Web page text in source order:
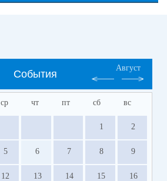
События
Август
ср чт пт сб вс
1 2
5 6 7 8 9
12 13 14 15 16